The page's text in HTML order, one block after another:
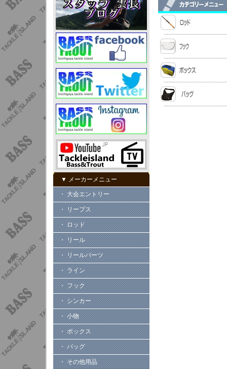
▼ メーカーメニュー
・ 大会エントリー
・ リープス
・ ロッド
・ リール
・ リールパーツ
・ ライン
・ フック
・ シンカー
・ 小物
・ ボックス
・ バッグ
・ その他用品